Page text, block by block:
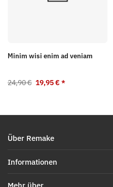
Minim wisi enim ad veniam
24,90 € 19,95 € *
Über Remake
Informationen